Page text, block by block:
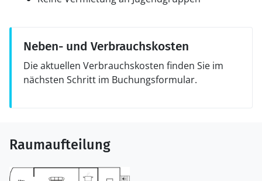
Neben- und Verbrauchskosten
Die aktuellen Verbrauchskosten finden Sie im
nächsten Schritt im Buchungsformular.
Raumaufteilung